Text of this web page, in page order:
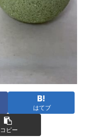
はてブ
コピー